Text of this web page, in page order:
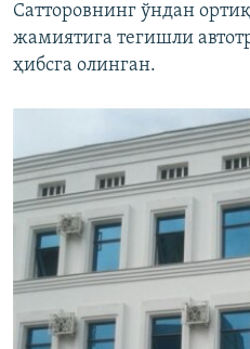
Сатторовнинг ўндан
жамиятига тегишли
ҳибсга олинган.